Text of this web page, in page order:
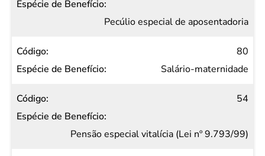
Pecúlio especial de aposentadoria
80
Salário-maternidade
54
Pensão especial vitalícia (Lei nº 9.793/99)